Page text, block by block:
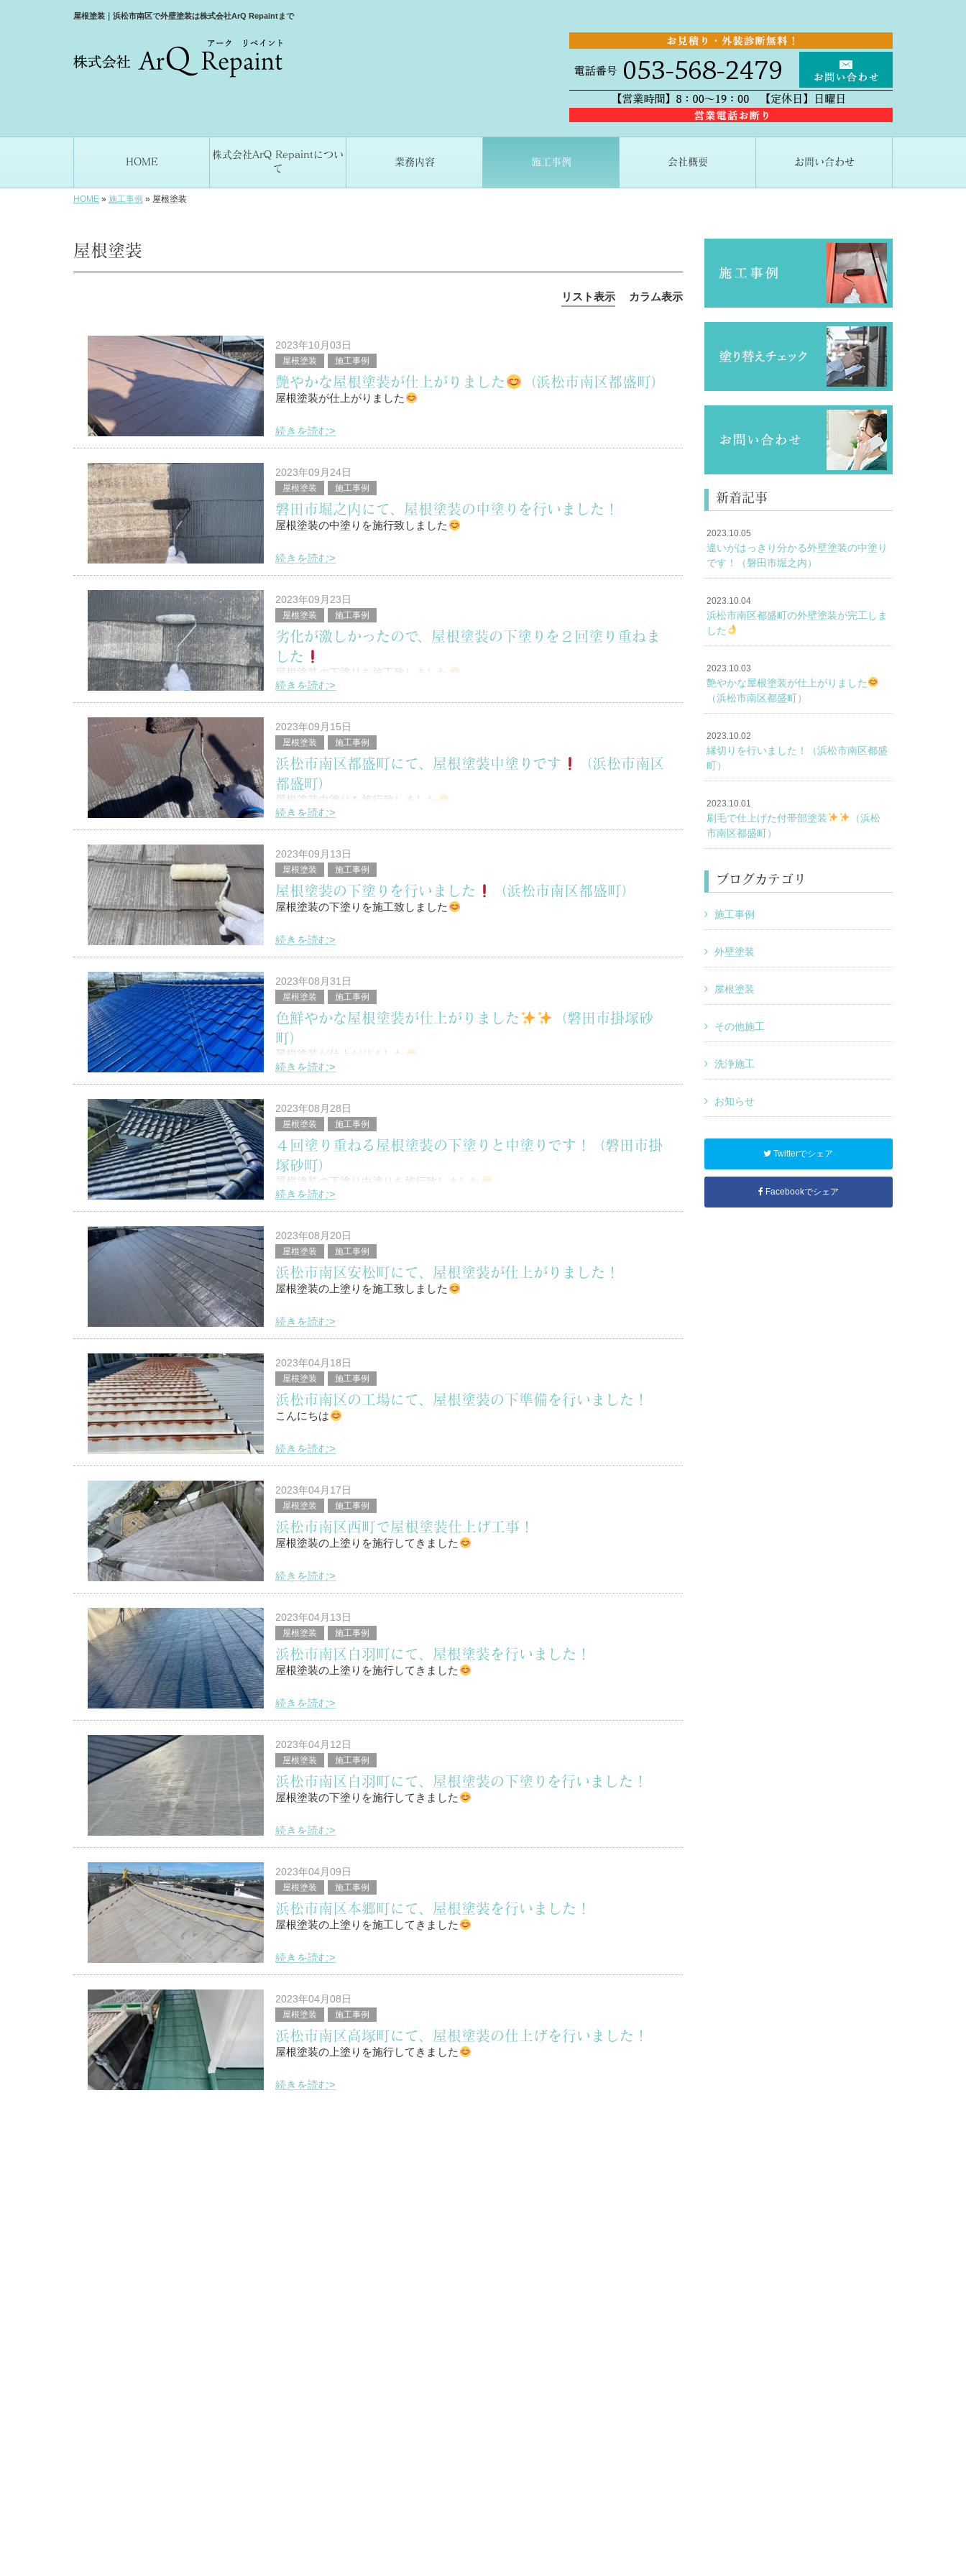
屋根塗装｜浜松市南区で外壁塗装は株式会社ArQ Repaintまで
HOME
株式会社ArQ Repaintについ
て
業務内容 施工事例 会社概要 お問い合わせ
HOME » 施工事例 » 屋根塗装
屋根塗装
リスト表示 カラム表示
2023年10月03日
屋根塗装 施工事例
艶やかな屋根塗装が仕上がりました （浜松市南区都盛町）
屋根塗装が仕上がりました
こんにちは！
浜松市南区を中心に塗装工事全般を行っている、
塗替家の堤と申します。
続きを読む>
2023年09月24日
屋根塗装 施工事例
磐田市堀之内にて、屋根塗装の中塗りを行いました！
屋根塗装の中塗りを施行致しました
こんにちは！
浜松市南区を中心に塗装工事全般を行っている、
塗替家の堤と申します。
続きを読む>
2023年09月23日
屋根塗装 施工事例
劣化が激しかったので、屋根塗装の下塗りを２回塗り重ねま
した
屋根塗装の下塗りを施工致しました
こんにちは！
浜松市南区を中心に塗装工事全般を行っている、
塗替家の堤と申します。
続きを読む>
2023年09月15日
屋根塗装 施工事例
浜松市南区都盛町にて、屋根塗装中塗りです
（浜松市南区
都盛町）
屋根塗装中塗りを施行致しました
こんんちは！
浜松市南区を中心に塗装工事全般を行っている、
続きを読む>
2023年09月13日
屋根塗装 施工事例
屋根塗装の下塗りを行いました （浜松市南区都盛町）
屋根塗装の下塗りを施工致しました
こんにちは！
浜松市南区を中心に塗装工事全般を行っている、
塗替家の堤と申します。
続きを読む>
2023年08月31日
屋根塗装 施工事例
色鮮やかな屋根塗装が仕上がりました
（磐田市掛塚砂
町）
屋根塗装が仕上がりました
こんにちは！
浜松市南区を中心に塗装工事全般を行っている、
塗替家の堤と申します。
&n
続きを読む>
2023年08月28日
屋根塗装 施工事例
４回塗り重ねる屋根塗装の下塗りと中塗りです！（磐田市掛
塚砂町）
屋根塗装の下塗り中塗りを施行致しました
こんにちは！
浜松市南区を中心に塗装工事全般を行っている、
続きを読む>
2023年08月20日
屋根塗装 施工事例
浜松市南区安松町にて、屋根塗装が仕上がりました！
屋根塗装の上塗りを施工致しました
こんにちは！
浜松市南区を中心に塗装工事全般を行っている、
塗替家の堤と申します。
続きを読む>
2023年04月18日
屋根塗装 施工事例
浜松市南区の工場にて、屋根塗装の下準備を行いました！
こんにちは
浜松市南区を中心に塗装工事全般を行っている、
塗替家の堤と申します。
（浜松市南区）
続きを読む>
2023年04月17日
屋根塗装 施工事例
浜松市南区西町で屋根塗装仕上げ工事！
屋根塗装の上塗りを施行してきました
こんにちは！
浜松市南区を中心に塗装工事全般を行っている、
塗替家の堤と申します。
続きを読む>
2023年04月13日
屋根塗装 施工事例
浜松市南区白羽町にて、屋根塗装を行いました！
屋根塗装の上塗りを施行してきました
こんにちは！
浜松市南区を中心に塗装工事全般を行っている、
塗替家の堤と申します。
続きを読む>
2023年04月12日
屋根塗装 施工事例
浜松市南区白羽町にて、屋根塗装の下塗りを行いました！
屋根塗装の下塗りを施行してきました
こんにちは！
浜松市南区を中心に塗装工事全般を行っている、
塗替家の堤と申します。
続きを読む>
2023年04月09日
屋根塗装 施工事例
浜松市南区本郷町にて、屋根塗装を行いました！
屋根塗装の上塗りを施工してきました
こんにちは！
浜松市南区を中心に塗装工事を行っている、
塗替家の堤と申します。
続きを読む>
2023年04月08日
屋根塗装 施工事例
浜松市南区高塚町にて、屋根塗装の仕上げを行いました！
屋根塗装の上塗りを施行してきました
続きを読む>
新着記事
2023.10.05
違いがはっきり分かる外壁塗装の中塗り
です！（磐田市堀之内）
2023.10.04
浜松市南区都盛町の外壁塗装が完工しま
した
2023.10.03
艶やかな屋根塗装が仕上がりました
（浜松市南区都盛町）
2023.10.02
縁切りを行いました！（浜松市南区都盛
町）
2023.10.01
刷毛で仕上げた付帯部塗装
（浜松
市南区都盛町）
ブログカテゴリ
施工事例
外壁塗装
屋根塗装
その他施工
洗浄施工
お知らせ
Twitterでシェア
Facebookでシェア